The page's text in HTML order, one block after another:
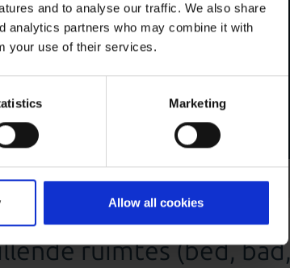
and to analyse our traffic. We also share
analytics partners who may combine it with
your use of their services.
Marketing
Allow all cookies
cookies toe
om deze video te
bekijken
ruimtes (bed, bad,